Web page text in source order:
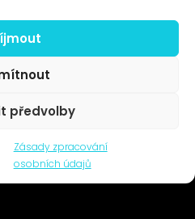
předvolby
Zásady zpracování
osobních údajů
na e-mail
Days association